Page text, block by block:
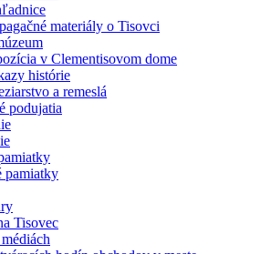
materiály o Tisovci
v Clementisovom dome
histórie
a remeslá
podujatia
pamiatky
Tisovec